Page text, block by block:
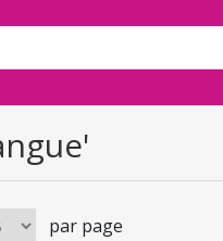
par page